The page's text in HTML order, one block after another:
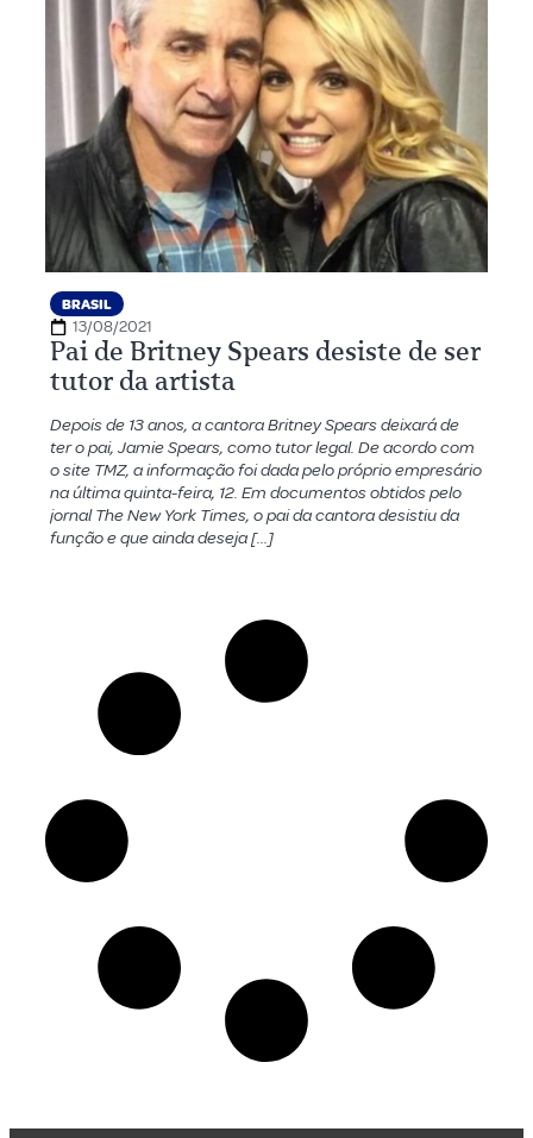
BRASIL
13/08/2021
Pai de Britney Spears desiste de ser
tutor da artista
Depois de 13 anos, a cantora Britney Spears deixará de
ter o pai, Jamie Spears, como tutor legal. De acordo com
o site TMZ, a informação foi dada pelo próprio empresário
na última quinta-feira, 12. Em documentos obtidos pelo
jornal The New York Times, o pai da cantora desistiu da
função e que ainda deseja […]